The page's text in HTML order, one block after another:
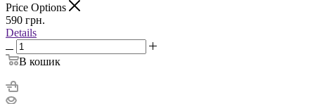
Price Options
590 грн.
Details
В кошик